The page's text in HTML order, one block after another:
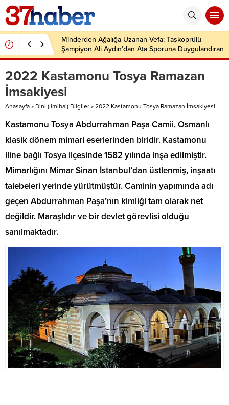
Minderden Ağalığa Uzanan Vefa: Taşköprülü
Şampiyon Ali Aydın’dan Ata Sporuna Duygulandıran
Dönüş
2022 Kastamonu Tosya Ramazan
İmsakiyesi
Anasayfa » Dini (İlmihal) Bilgiler » 2022 Kastamonu Tosya Ramazan İmsakiyesi
Kastamonu Tosya Abdurrahman Paşa Camii, Osmanlı
klasik dönem mimari eserlerinden biridir. Kastamonu
iline bağlı Tosya ilçesinde 1582 yılında inşa edilmiştir.
Mimarlığını Mimar Sinan İstanbul’dan üstlenmiş, inşaatı
talebeleri yerinde yürütmüştür. Caminin yapımında adı
geçen Abdurrahman Paşa’nın kimliği tam olarak net
değildir. Maraşlıdır ve bir devlet görevlisi olduğu
sanılmaktadır.